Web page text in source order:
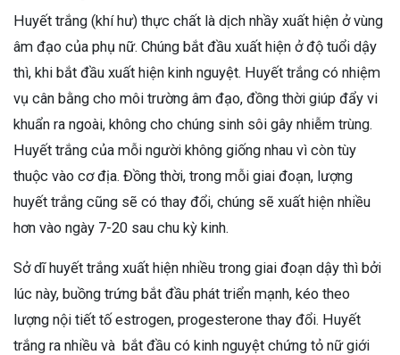
Huyết trắng (khí hư) thực chất là dịch nhầy xuất hiện ở vùng
âm đạo của phụ nữ. Chúng bắt đầu xuất hiện ở độ tuổi dậy
thì, khi bắt đầu xuất hiện kinh nguyệt. Huyết trắng có nhiệm
vụ cân bằng cho môi trường âm đạo, đồng thời giúp đẩy vi
khuẩn ra ngoài, không cho chúng sinh sôi gây nhiễm trùng.
Huyết trắng của mỗi người không giống nhau vì còn tùy
thuộc vào cơ địa. Đồng thời, trong mỗi giai đoạn, lượng
huyết trắng cũng sẽ có thay đổi, chúng sẽ xuất hiện nhiều
hơn vào ngày 7-20 sau chu kỳ kinh.
Sở dĩ huyết trắng xuất hiện nhiều trong giai đoạn dậy thì bởi
lúc này, buồng trứng bắt đầu phát triển mạnh, kéo theo
lượng nội tiết tố estrogen, progesterone thay đổi. Huyết
trắng ra nhiều và bắt đầu có kinh nguyệt chứng tỏ nữ giới